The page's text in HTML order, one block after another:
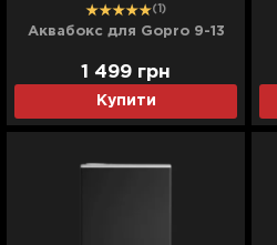
(1)
Аквабокс для Gopro 9-13
Купити
1 499 грн